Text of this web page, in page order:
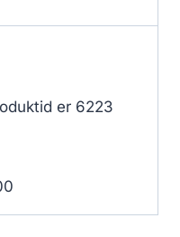
er 6223